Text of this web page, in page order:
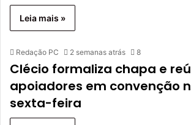
Leia mais »
Redação PC 2 semanas atrás 8
Clécio formaliza chapa e
apoiadores em convenção
sexta-feira